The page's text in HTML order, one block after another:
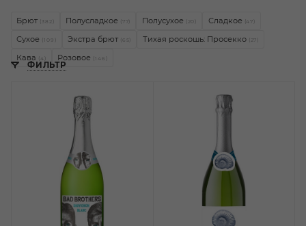
Брют (382) Полусладкое (77) Полусухое (20) Сладкое (47)
Сухое (109) Экстра брют (65) Тихая роскошь: Просекко (27)
Кава (4) Розовое (146)
ФИЛЬТР